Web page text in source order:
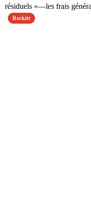
résiduels »—les frais
Reckitt